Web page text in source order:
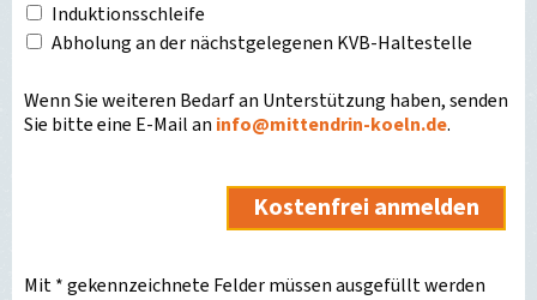
Induktionsschleife
Abholung an der nächstgelegenen KVB-Haltestelle
Wenn Sie weiteren Bedarf an Unterstützung haben, senden
Sie bitte eine E-Mail an info@mittendrin-koeln.de.
Mit * gekennzeichnete Felder müssen ausgefüllt werden